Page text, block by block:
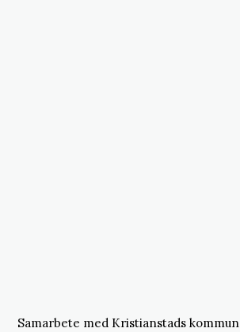
Samarbete med Kristianstads kommun